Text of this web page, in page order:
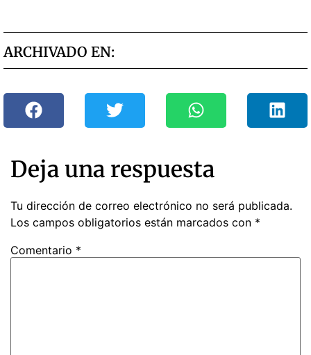
ARCHIVADO EN:
Deja una respuesta
Tu dirección de correo electrónico no será publicada.
Los campos obligatorios están marcados con *
Comentario *